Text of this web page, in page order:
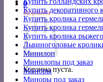
0
Корзина
Корзина пуста.
Купить декоративного
Купить кролика
Купить кролика
Купить кролика рыжего
Львиноголовые
Минилоп
Минилопы под заказ
Миноры
Миноры под заказ